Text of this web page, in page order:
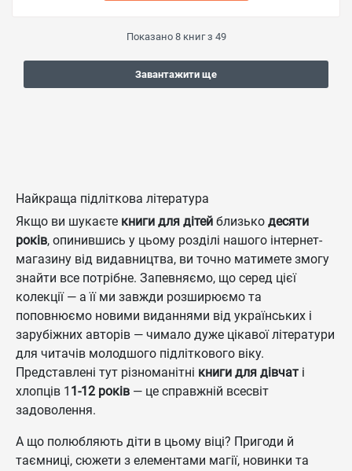
Показано 8книг з 49
Завантажити ще
Найкраща підліткова література
Якщо ви шукаєте книги для дітей близько десяти
років, опинившись у цьому розділі нашого інтернет-
магазину від видавництва, ви точно матимете змогу
знайти все потрібне. Запевняємо, що серед цієї
колекції — а її ми завжди розширюємо та
поповнюємо новими виданнями від українських і
зарубіжних авторів — чимало дуже цікавої літератури
для читачів молодшого підліткового віку.
Представлені тут різноманітні книги для дівчат і
хлопців 1 1-12 років — це справжній всесвіт
задоволення.
А що полюбляють діти в цьому віці? Пригоди й
таємниці, сюжети з елементами магії, новинки та